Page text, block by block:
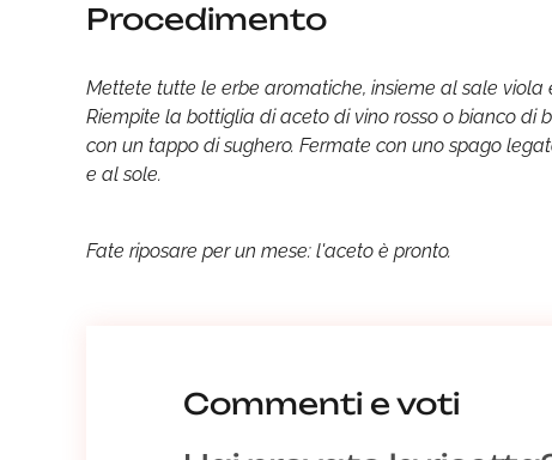
Procedimento
Mettete tutte le erbe aromatiche, insieme al sale
Riempite la bottiglia di aceto di vino rosso o bianco
con un tappo di sughero. Fermate con uno spago
e al sole.
Fate riposare per un mese: l'aceto è pronto.
Commenti e voti